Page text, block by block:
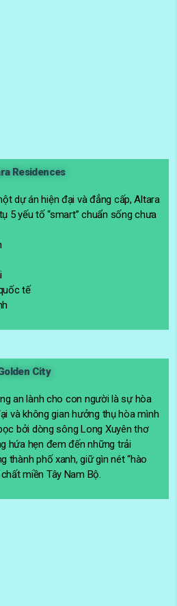
Residences
dự án hiện đại và đẳng cấp, Altara
5 yếu tố “smart” chuẩn sống chưa
tế
City
an lành cho con người là sự hòa
và không gian hưởng thụ hòa mình
bởi dòng sông Long Xuyên thơ
hứa hẹn đem đến những trải
thành phố xanh, giữ gìn nét “hào
miền Tây Nam Bộ.